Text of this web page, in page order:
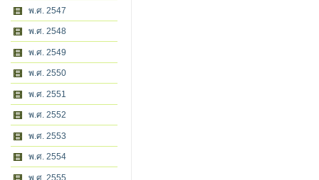
พ.ศ. 2547
พ.ศ. 2548
พ.ศ. 2549
พ.ศ. 2550
พ.ศ. 2551
พ.ศ. 2552
พ.ศ. 2553
พ.ศ. 2554
พ.ศ. 2555